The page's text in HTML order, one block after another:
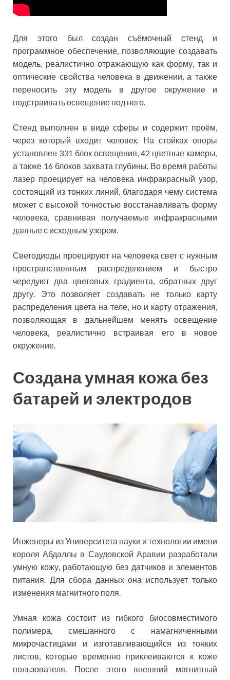
Для этого был создан съёмочный стенд и
программное обеспечение, позволяющие создавать
модель, реалистично отражающую как форму, так и
оптические свойства человека в движении, а также
переносить эту модель в другое окружение и
подстраивать освещение под него.
Стенд выполнен в виде сферы и содержит проём,
через который входит человек. На стойках опоры
установлен 331 блок освещения, 42 цветные камеры,
а также 16 блоков захвата глубины. Во время работы
лазер проецирует на человека инфракрасный узор,
состоящий из тонких линий, благодаря чему система
может с высокой точностью восстанавливать форму
человека, сравнивая получаемые инфракрасными
данные с исходным узором.
Светодиоды проецируют на человека свет с нужным
пространственным распределением и быстро
чередуют два цветовых градиента, обратных друг
другу. Это позволяет создавать не только карту
распределения цвета на теле, но и карту отражения,
позволяющая в дальнейшем менять освещение
человека, реалистично встраивая его в новое
окружение.
Создана умная кожа без
батарей и электродов
Инженеры из Университета науки и технологии имени
короля Абдаллы в Саудовской Аравии разработали
умную кожу, работающую без датчиков и элементов
питания. Для сбора данных она использует только
изменения магнитного поля.
Умная кожа состоит из гибкого биосовместимого
полимера, смешанного с намагниченными
микрочастицами и изготавливающийся из тонких
листов, которые временно приклеиваются к коже
пользователя. После этого внешний магнитный